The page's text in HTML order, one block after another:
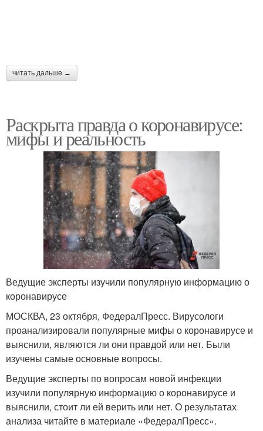
читать дальше →
Раскрыта правда о коронавирусе:
мифы и реальность
Ведущие эксперты изучили популярную информацию о
коронавирусе
МОСКВА, 23 октября, ФедералПресс. Вирусологи
проанализировали популярные мифы о коронавирусе и
выяснили, являются ли они правдой или нет. Были
изучены самые основные вопросы.
Ведущие эксперты по вопросам новой инфекции
изучили популярную информацию о коронавирусе и
выяснили, стоит ли ей верить или нет. О результатах
анализа читайте в материале «ФедералПресс».